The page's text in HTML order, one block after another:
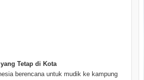
Tetap di Kota
berencana untuk mudik ke kampung